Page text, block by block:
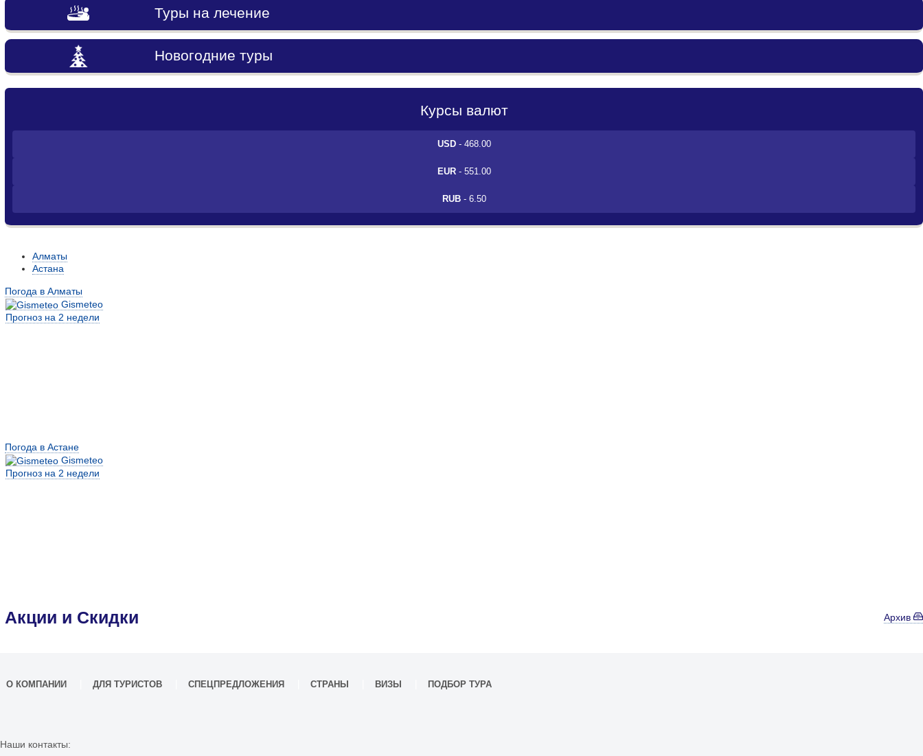
Туры на лечение
Новогодние туры
Курсы валют
USD- 468.00
EUR- 551.00
RUB- 6.50
Алматы
Астана
Погода в Алматы
Gismeteo
Прогноз на 2 недели
Погода в Астане
Gismeteo
Прогноз на 2 недели
Акции и Скидки Архив
О КОМПАНИИ ДЛЯ ТУРИСТОВ СПЕЦПРЕДЛОЖЕНИЯ СТРАНЫ ВИЗЫ ПОДБОР ТУРА
Наши контакты: